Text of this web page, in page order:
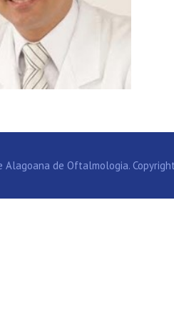
Alagoana de Oftalmologia.